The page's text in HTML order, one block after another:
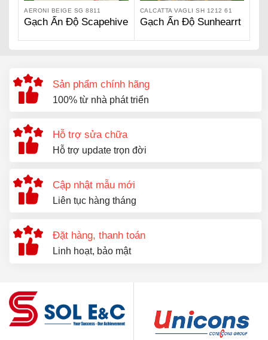
AERONI BEIGE SG 8811
Gạch Ấn Độ Scapehive
CALCATTA VAGLI SH 1212 61
Gạch Ấn Độ Sunhearrt
Sản phẩm chính hãng
100% từ nhà phát triển
Hỗ trợ sửa chữa
Hỗ trợ update trọn đời
Cập nhật mẫu mới
Liên tục hàng tháng
Đặt hàng, thanh toán
Linh hoạt, bảo mật